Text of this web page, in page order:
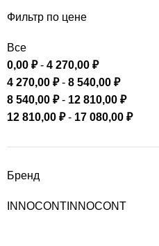
Фильтр по цене
Все
0,00 ₽- 4 270,00 ₽
4 270,00 ₽- 8 540,00 ₽
8 540,00 ₽- 12 810,00 ₽
12 810,00 ₽- 17 080,00 ₽
Бренд
INNOCONT INNOCONT